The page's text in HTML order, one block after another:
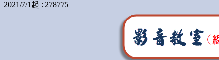
2021/7/1起 : 278775